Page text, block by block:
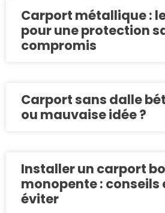
Carport métallique :
pour une protection
compromis
Carport sans dalle
ou mauvaise idée ?
Installer un carport
monopente : conseils
éviter